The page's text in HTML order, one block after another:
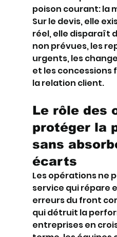
poison courant: la
Sur le devis, elle
réel, elle disparaît
non prévues, les
urgents, les
et les concessions
la relation client.
Le rôle des
protéger la
sans
écarts
Les opérations ne
service qui répare
erreurs du front
qui détruit la
entreprises en